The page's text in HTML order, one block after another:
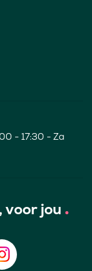
- 17:30 - Za
voor jou